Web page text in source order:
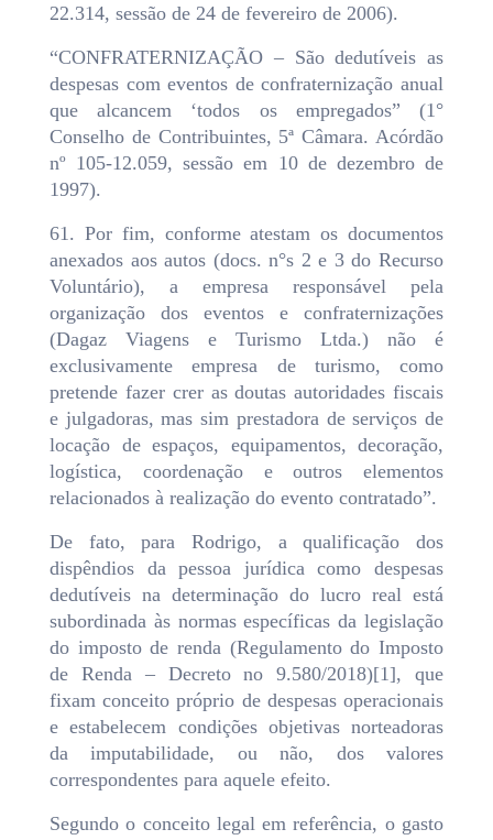
22.314, sessão de 24 de fevereiro de 2006).
“CONFRATERNIZAÇÃO – São dedutíveis as
despesas com eventos de confraternização anual
que alcancem ‘todos os empregados” (1°
Conselho de Contribuintes, 5ª Câmara. Acórdão
nº 105-12.059, sessão em 10 de dezembro de
1997).
61. Por fim, conforme atestam os documentos
anexados aos autos (docs. n°s 2 e 3 do Recurso
Voluntário), a empresa responsável pela
organização dos eventos e confraternizações
(Dagaz Viagens e Turismo Ltda.) não é
exclusivamente empresa de turismo, como
pretende fazer crer as doutas autoridades fiscais
e julgadoras, mas sim prestadora de serviços de
locação de espaços, equipamentos, decoração,
logística, coordenação e outros elementos
relacionados à realização do evento contratado”.
De fato, para Rodrigo, a qualificação dos
dispêndios da pessoa jurídica como despesas
dedutíveis na determinação do lucro real está
subordinada às normas específicas da legislação
do imposto de renda (Regulamento do Imposto
de Renda – Decreto no 9.580/2018)[1], que
fixam conceito próprio de despesas operacionais
e estabelecem condições objetivas norteadoras
da imputabilidade, ou não, dos valores
correspondentes para aquele efeito.
Segundo o conceito legal em referência, o gasto